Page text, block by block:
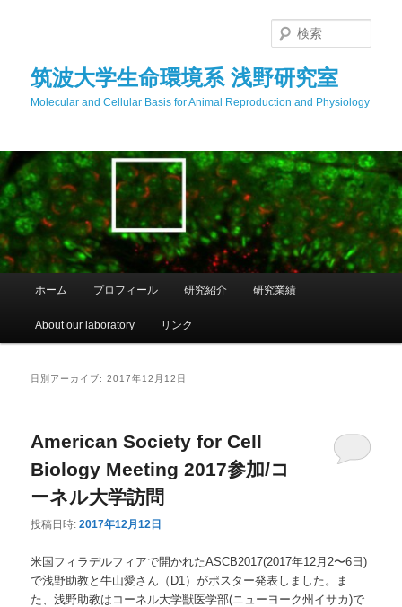
へ
移
動
移
動
筑波大学生命環境系 浅野研究室
Molecular and Cellular Basis for Animal Reproduction and Physiology
索
ホーム プロフィール 研究紹介 研究業績
About our laboratory リンク
日別アーカイブ:2017年12月12日
American Society for Cell
Biology Meeting 2017参加/コ
ーネル大学訪問
投稿日時:2017年12月12日
米国フィラデルフィアで開かれたASCB2017(2017年12月2〜6日)
で浅野助教と牛山愛さん（D1）がポスター発表しました。ま
た、浅野助教はコーネル大学獣医学部(ニューヨーク州イサカ)で